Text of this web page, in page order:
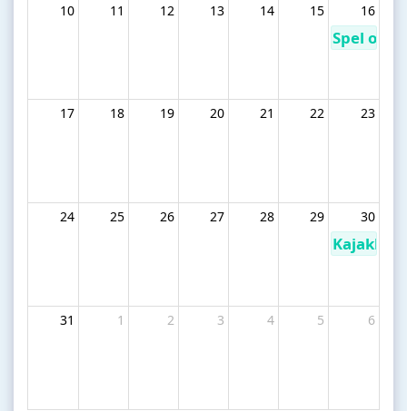
10 11 12 13 14 15 16
Spel op
17 18 19 20 21 22 23
24 25 26 27 28 29 30
Kajakken
31 1 2 3 4 5 6